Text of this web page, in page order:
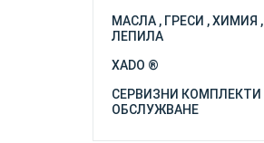
МАСЛА , ГРЕСИ , ХИМИЯ ,
ЛЕПИЛА
XADO ®
СЕРВИЗНИ КОМПЛЕКТИ
ОБСЛУЖВАНЕ